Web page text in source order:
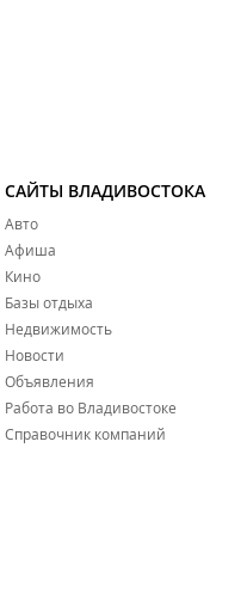
САЙТЫ ВЛАДИВОСТОКА
Авто
Афиша
Кино
Базы отдыха
Недвижимость
Новости
Объявления
Работа во Владивостоке
Справочник компаний